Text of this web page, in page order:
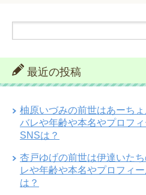
最近の投稿
柚原いづみの前世はあーち
バレや年齢や本名やプロフ
SNSは？
杏戸ゆげの前世は伊達いた
レや年齢や本名やプロフィ
は？